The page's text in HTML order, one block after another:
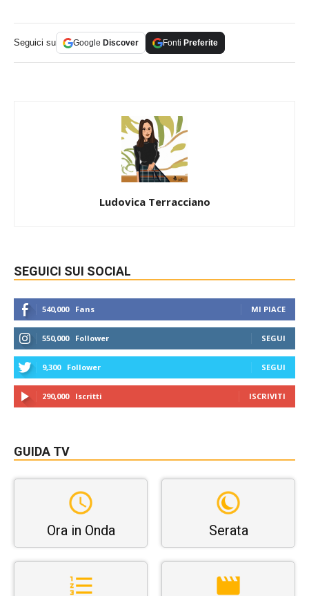
Seguici su Google Discover Fonti Preferite
Ludovica Terracciano
SEGUICI SUI SOCIAL
540,000 Fans MI PIACE
550,000 Follower SEGUI
9,300 Follower SEGUI
290,000 Iscritti ISCRIVITI
GUIDA TV
Ora in Onda Serata